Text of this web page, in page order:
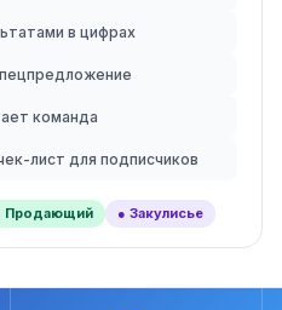
в цифрах
команда
лист для подписчиков
Продающий ● Закулисье